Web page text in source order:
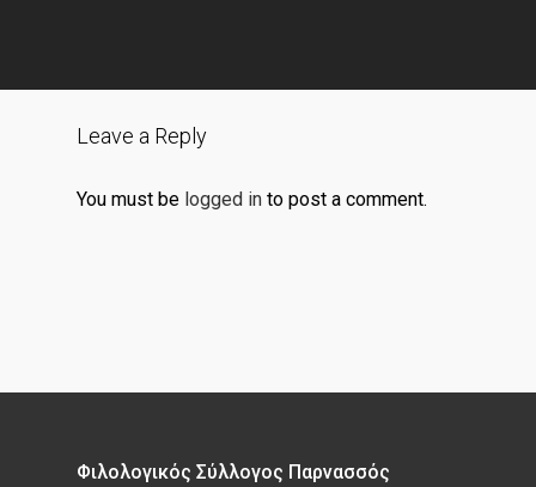
Leave a Reply
You must be logged in to post a comment.
Φιλολογικός Σύλλογος Παρνασσός